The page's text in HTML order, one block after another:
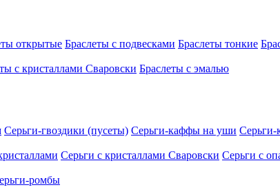
открытые Браслеты с подвесками Браслеты тонкие
с кристаллами Сваровски Браслеты с эмалью
Серьги-гвоздики (пусеты) Серьги-каффы на уши
Серьги с кристаллами Сваровски Серьги с
ромбы